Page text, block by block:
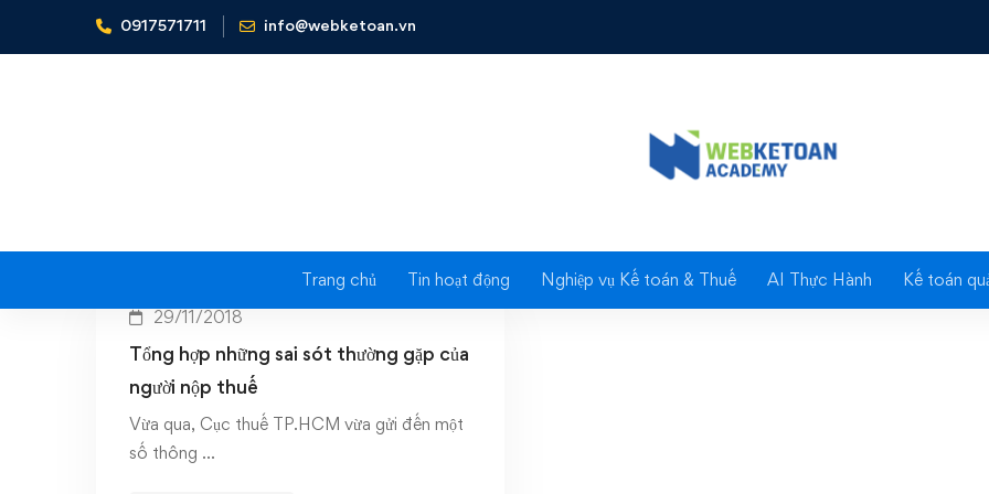
0917571711 info@webketoan.vn
Trang chủ Tin hoạt động Nghiệp vụ Kế toán & Thuế AI Thực Hành Kế toán
Home sai sót của người nộp thuế
29/11/2018
Tổng hợp những sai sót thường gặp của
người nộp thuế
Vừa qua, Cục thuế TP.HCM vừa gửi đến một
số thông …